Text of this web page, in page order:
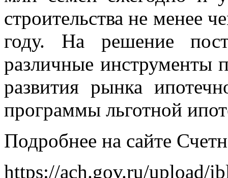
строительства не менее
году. На решение
различные инструменты
развития рынка
программы льготной
Подробнее на сайте
https://ach.gov.ru/upload/